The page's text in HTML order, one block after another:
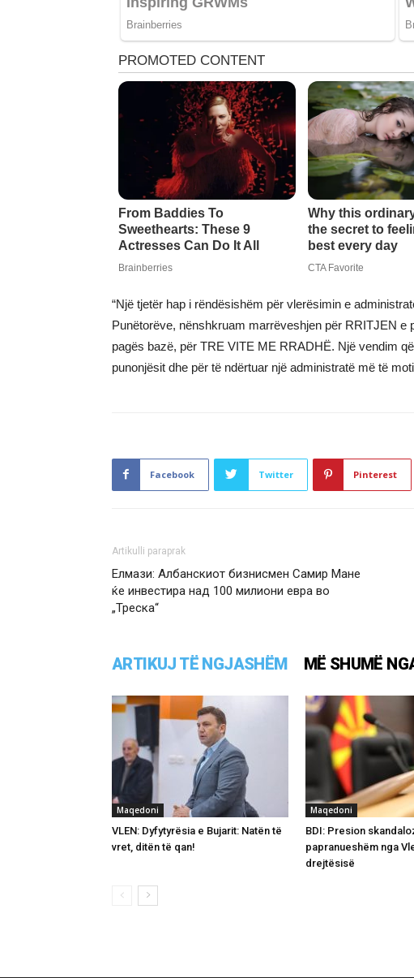
“Një tjetër hap i rëndësishëm për vlerësimin e
Punëtorëve, nënshkruam marrëveshjen për RRITJEN e
pagës bazë, për TRE VITE ME RRADHË. Një vendim
punonjësit dhe për të ndërtuar një administratë më të
Facebook Twitter Pinterest
Artikulli paraprak
Елмази: Албанскиот бизнисмен Самир Мане
ќе инвестира над 100 милиони евра во
„Треска“
ARTIKUJ TË NGJASHËM MË SHUMË
Maqedoni
VLEN: Dyfytyrësia e Bujarit: Natën të
vret, ditën të qan!
Maqedoni
BDI: Presion
papranueshëm nga
drejtësisë